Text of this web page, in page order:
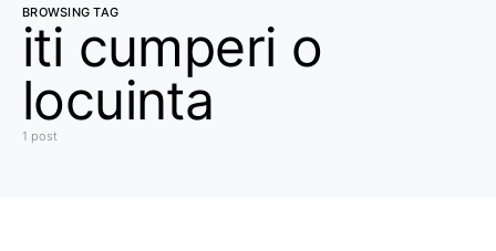
BROWSING TAG
iti cumperi o
locuinta
1 post